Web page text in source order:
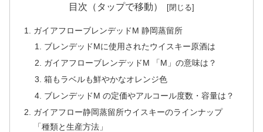
目次（タップで移動）
ガイアフローブレンデッドM 静岡蒸留所
ブレンデッドMに使用されたウイスキー原酒は
ガイアフローブレンデッドM 「M」の意味は？
箱もラベルも鮮やかなオレンジ色
ブレンデッドM の定価やアルコール度数・容量は？
ガイアフロー静岡蒸留所ウイスキーのラインナップ
「種類と生産方法」